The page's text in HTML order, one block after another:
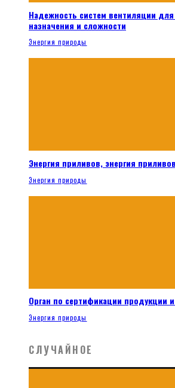
Надежность систем вентиляции
назначения и сложности
Энергия природы
Энергия приливов, энергия
Энергия природы
Орган по сертификации продукции и
Энергия природы
СЛУЧАЙНОЕ